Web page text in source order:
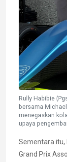
Rully Habibie
bersama
menegaskan
upaya
Sementara itu,
Grand Prix